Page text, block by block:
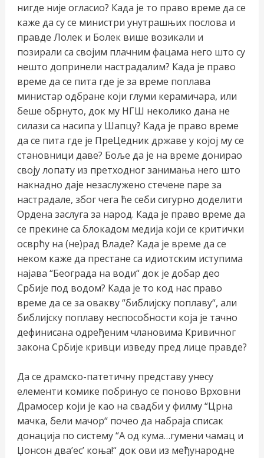
нигде није огласио? Када је то право време да се
каже да су се министри унутрашњих послова и
правде Лолек и Болек више возикали и
позирали са својим плачним фацама него што су
нешто допринели настрадалим? Када је право
време да се пита где је за време поплава
министар одбране који глуми керамичара, или
беше обрнуто, док му НГШ неколико дана не
силази са насипа у Шапцу? Када је право време
да се пита где је ПреЦедник државе у којој му се
становници даве? Боље да је на време донирао
своју лопату из претходног занимања него што
накнадно даје незаслужено стечене паре за
настрадале, због чега ће себи сигурно доделити
Ордена заслуга за народ. Када је право време да
се прекине са блокадом медија који се критички
осврћу на (не)рад Владе? Када је време да се
неком каже да престане са идиотским иступима
најава “Београда на води“ док је добар део
Србије под водом? Када је то код нас право
време да се за овакву “библијску поплаву“, али
библијску поплаву неспособности која је тачно
дефинисана одређеним члановима Кривичног
закона Србије кривци изведу пред лице правде?
Да се драмско-патетичну представу унесу
елементи комике побринуо се поново Врховни
Драмосер који је као на свадби у филму “Црна
мачка, бели мачор“ почео да набраја списак
донација по систему “А од кума…гумени чамац и
Џонсон два’ес’ коња!“ док ови из међународне